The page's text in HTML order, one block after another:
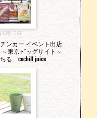
6月10日
ンカー イベント出店
～東京ビッグサイト～
ちる cochill juice